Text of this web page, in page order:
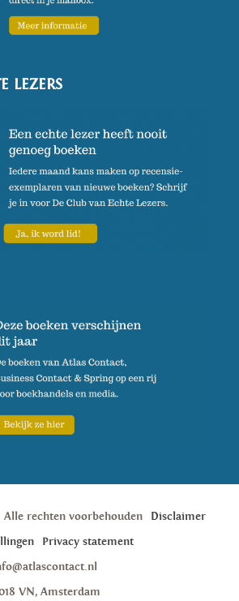
LEZERS
Alle rechten voorbehouden
Disclaimer
Privacy statement
VN, Amsterdam